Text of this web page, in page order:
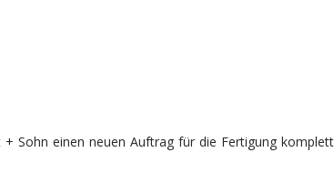
Sohn einen neuen Auftrag für die Fertigung